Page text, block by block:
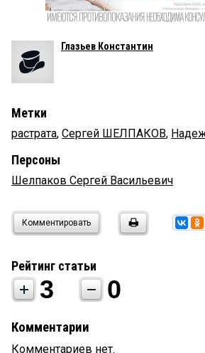
Глазьев Константин
Метки
растрата, Сергей ШЕЛПАКОВ,
Персоны
Шелпаков Сергей Васильевич
Комментировать
Рейтинг статьи
3 0
Комментарии
Комментариев нет.